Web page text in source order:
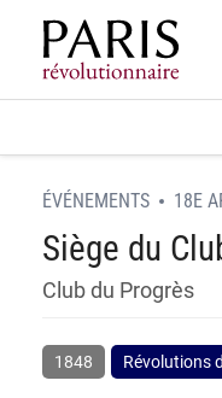
Home
ÉVÉNEMENTS 18E
Siège du
Club du Progrès
1848 Révolutions